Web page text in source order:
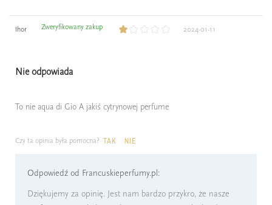
Ihor Zweryfikowany zakup 2024-01-11
Nie odpowiada
To nie aqua di Gio A jakiś cytrynowej perfume
Czy ta opinia była pomocna? TAK NIE
Odpowiedź od Francuskieperfumy.pl:
Dziękujemy za opinię. Jest nam bardzo przykro, że nasze